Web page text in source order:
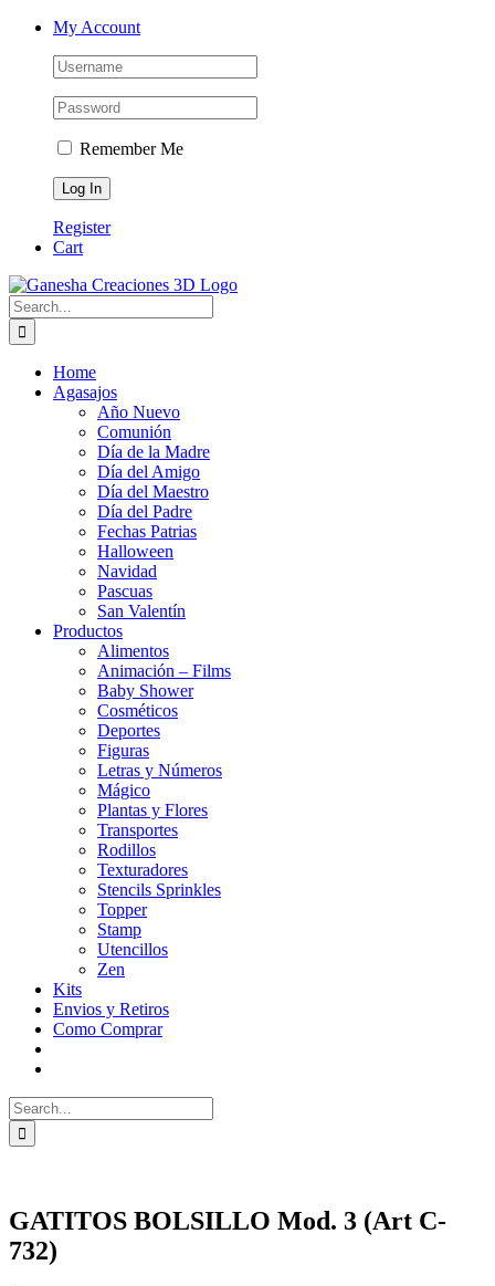
Skip
Facebook
Instagram
Email
Phone My Account
Remember Me
Register
Cart
Search
for:
Home
Agasajos
Año Nuevo
Comunión
Día de la Madre
Día del Amigo
Día del Maestro
Día del Padre
Fechas Patrias
Halloween
Navidad
Pascuas
San Valentín
Productos
Alimentos
Animación – Films
Baby Shower
Cosméticos
Deportes
Figuras
Letras y Números
Mágico
Plantas y Flores
Transportes
Rodillos
Texturadores
Stencils Sprinkles
Topper
Stamp
Utencillos
Zen
Kits
Envios y Retiros
Como Comprar
Search
for:
GATITOS BOLSILLO Mod. 3 (Art C-
732)